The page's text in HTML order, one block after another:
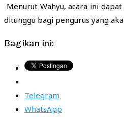
Menurut Wahyu, acara ini
ditunggu bagi pengurus yang
Bagikan ini:
Telegram
WhatsApp